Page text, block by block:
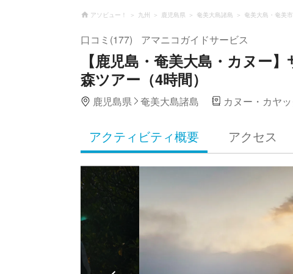
アソビュー！ 九州 鹿児島県 奄美大島諸島 奄美大島・奄美市
口コミ(177) アマニコガイドサービス
【鹿児島・奄美大島・カヌー
森ツアー（4時間）
鹿児島県 奄美大島諸島 カヌー・カヤッ
アクティビティ概要 アクセス